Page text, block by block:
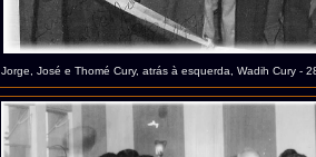
Jorge, José e Thomé Cury, atrás à esquerda, Wadih Cury -